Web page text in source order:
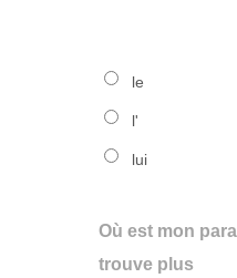
le
l'
lui
Où est mon
trouve plus